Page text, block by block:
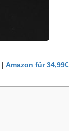
| Amazon für 34,99€